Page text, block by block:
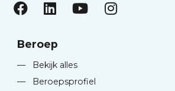
Beroep
—
Bekijk alles
—
Beroepsprofiel